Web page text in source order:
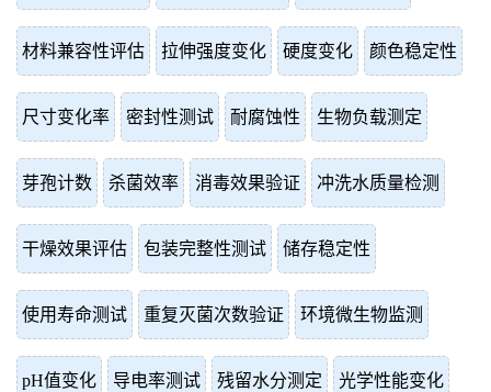
材料兼容性评估 拉伸强度变化 硬度变化 颜色稳定性
尺寸变化率 密封性测试 耐腐蚀性 生物负载测定
芽孢计数 杀菌效率 消毒效果验证 冲洗水质量检测
干燥效果评估 包装完整性测试 储存稳定性
使用寿命测试 重复灭菌次数验证 环境微生物监测
pH值变化 导电率测试 残留水分测定 光学性能变化